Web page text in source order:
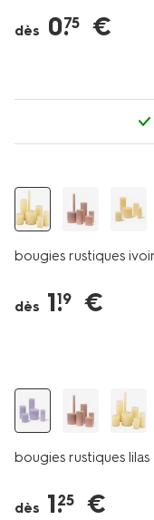
dès 0.
75 €
bougies rustiques
dès 1.
19 €
bougies rustiques lilas
dès 1.
25 €